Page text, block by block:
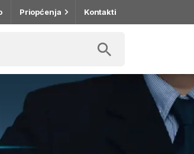
Priopćenja Kontakti